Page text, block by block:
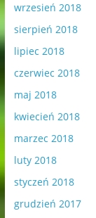
wrzesień 2018
sierpień 2018
lipiec 2018
czerwiec 2018
maj 2018
kwiecień 2018
marzec 2018
luty 2018
styczeń 2018
grudzień 2017